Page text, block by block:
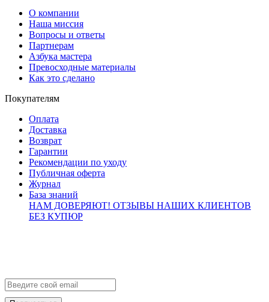
О компании
Наша миссия
Вопросы и ответы
Партнерам
Азбука мастера
Превосходные материалы
Как это сделано
Покупателям
Оплата
Доставка
Возврат
Гарантии
Рекомендации по уходу
Публичная оферта
Журнал
База знаний
НАМ ДОВЕРЯЮТ! ОТЗЫВЫ НАШИХ КЛИЕНТОВ
БЕЗ КУПЮР